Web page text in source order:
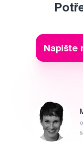
Napište